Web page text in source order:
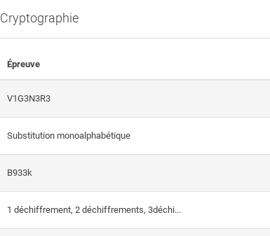
Cryptographie
Épreuve
V1G3N3R3
Substitution monoalphabétique
B933k
1 déchiffrement, 2 déchiffrements, 3déchi...